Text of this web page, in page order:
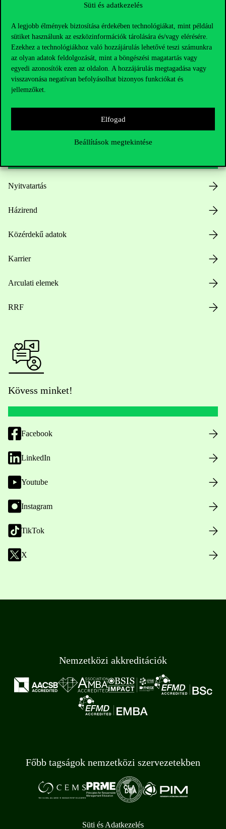
Süti és adatkezelés
A legjobb élmények biztosítása érdekében technológiákat, mint például
sütiket használunk az eszközinformációk tárolására és/vagy elérésére.
Ezekhez a technológiákhoz való hozzájárulás lehetővé teszi számunkra
az olyan adatok feldolgozását, mint a böngészési magatartás vagy
egyedi azonosítók ezen az oldalon. A hozzájárulás megtagadása vagy
visszavonása negatívan befolyásolhat bizonyos funkciókat és
jellemzőket.
Elfogad
Beállítások megtekintése
HUB jelenlegi hallgatóinknak
Sajtó:press@uni-corvinus.hu
Nyitvatartás
Házirend
Közérdekű adatok
Karrier
Arculati elemek
RRF
Kövess minket!
Facebook
LinkedIn
Youtube
Instagram
TikTok
X
Nemzetközi akkreditációk
Főbb tagságok nemzetközi szervezetekben
Süti és Adatkezelés